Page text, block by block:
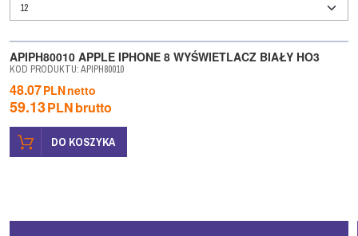
APIPH80010 APPLE IPHONE 8 WYŚWIETLACZ BIAŁY HO3
KOD PRODUKTU:APIPH80010
48.07PLNnetto
59.13PLNbrutto
DO KOSZYKA